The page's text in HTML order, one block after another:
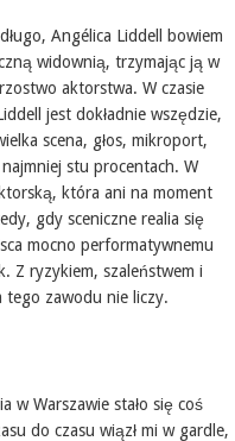
Angélica Liddell bowiem
widownią, trzymając ją w
aktorstwa. W czasie
jest dokładnie wszędzie,
scena, głos, mikroport,
najmniej stu procentach. W
która ani na moment
gdy sceniczne realia się
mocno performatywnemu
Z ryzykiem, szaleństwem i
tego zawodu nie liczy.
w Warszawie stało się coś
do czasu wiązł mi w gardle,